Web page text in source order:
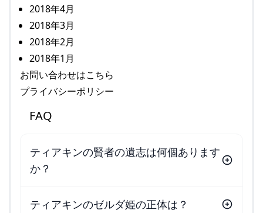
2018年4月
2018年3月
2018年2月
2018年1月
お問い合わせはこちら
プライバシーポリシー
FAQ
ティアキンの賢者の遺志は何個あります
か？
ティアキンのゼルダ姫の正体は？